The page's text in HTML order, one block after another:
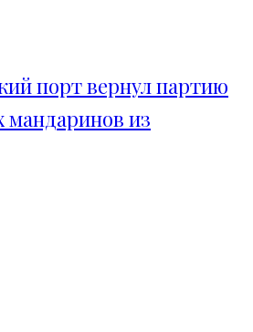
порт вернул партию
мандаринов из